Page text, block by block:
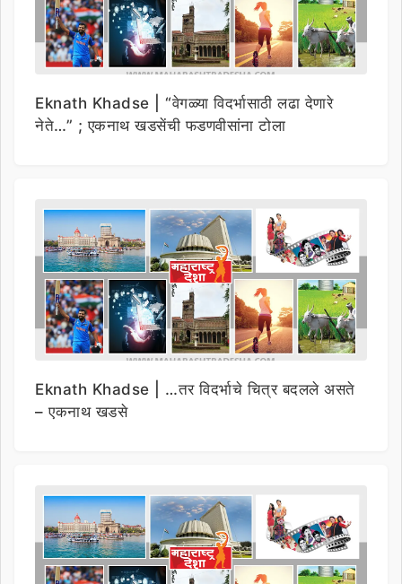
Eknath Khadse | “वेगळ्या विदर्भासाठी लढा देणारे
नेते…” ; एकनाथ खडसेंची फडणवीसांना टोला
Eknath Khadse | …तर विदर्भाचे चित्र बदलले असते
– एकनाथ खडसे